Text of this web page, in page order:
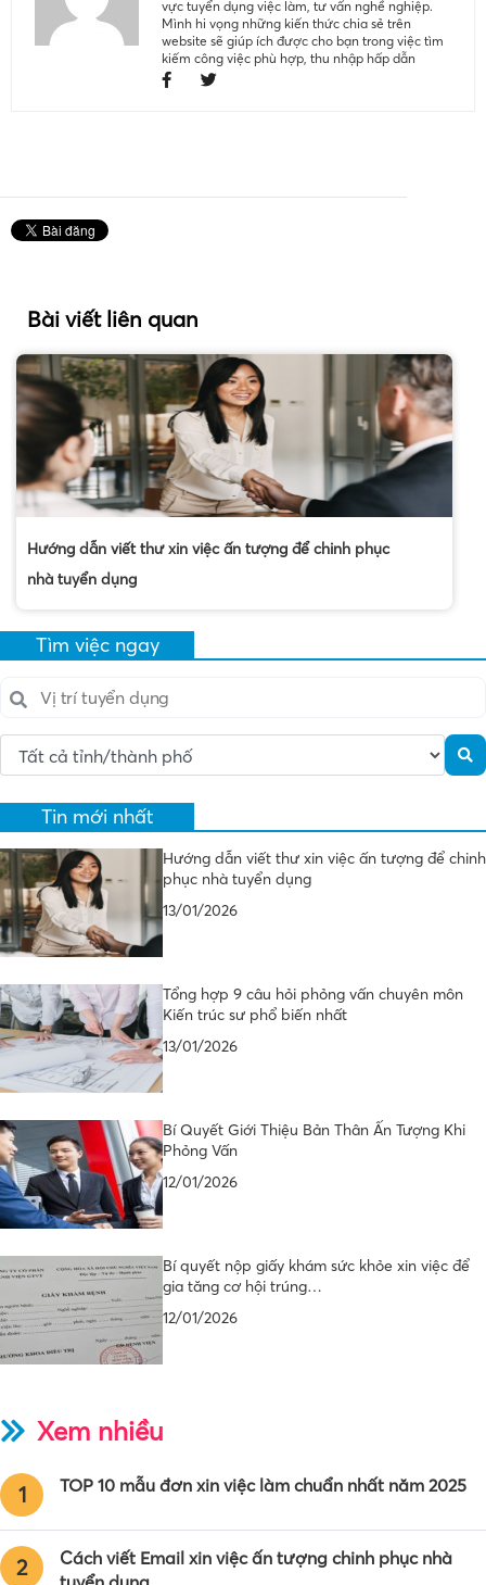
vực tuyển dụng việc làm, tư vấn nghề nghiệp.
Mình hi vọng những kiến thức chia sẻ trên
website sẽ giúp ích được cho bạn trong việc tìm
kiếm công việc phù hợp, thu nhập hấp dẫn
Bài viết liên quan
Hướng dẫn viết thư xin việc ấn tượng để chinh phục
nhà tuyển dụng
Tìm việc ngay
Tin mới nhất
Hướng dẫn viết thư xin việc ấn tượng để chinh
phục nhà tuyển dụng
13/01/2026
Tổng hợp 9 câu hỏi phỏng vấn chuyên môn
Kiến trúc sư phổ biến nhất
13/01/2026
Bí Quyết Giới Thiệu Bản Thân Ấn Tượng Khi
Phỏng Vấn
12/01/2026
Bí quyết nộp giấy khám sức khỏe xin việc để
gia tăng cơ hội trúng…
12/01/2026
Xem nhiều
1 TOP 10 mẫu đơn xin việc làm chuẩn nhất năm 2025
2
Cách viết Email xin việc ấn tượng chinh phục nhà